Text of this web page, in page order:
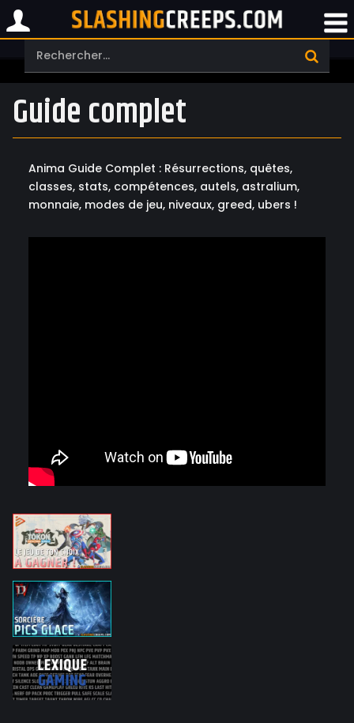
Guide complet
Anima Guide Complet : Résurrections, quêtes,
classes, stats, compétences, autels, astralium,
monnaie, modes de jeu, niveaux, greed, ubers !